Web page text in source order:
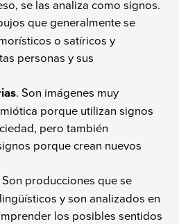
se las analiza como signos.
que generalmente se
o satíricos y
personas y sus
. Son imágenes muy
porque utilizan signos
pero también
porque crean nuevos
Son producciones que se
y son analizados en
los posibles sentidos